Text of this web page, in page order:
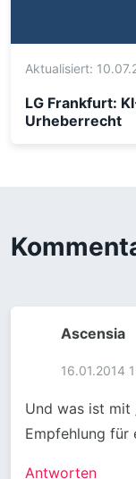
Aktualisiert:
LG Frankfurt:
Urheberrecht
Ascensia
16.01.2014
Und was ist mit
Empfehlung für
Antworten